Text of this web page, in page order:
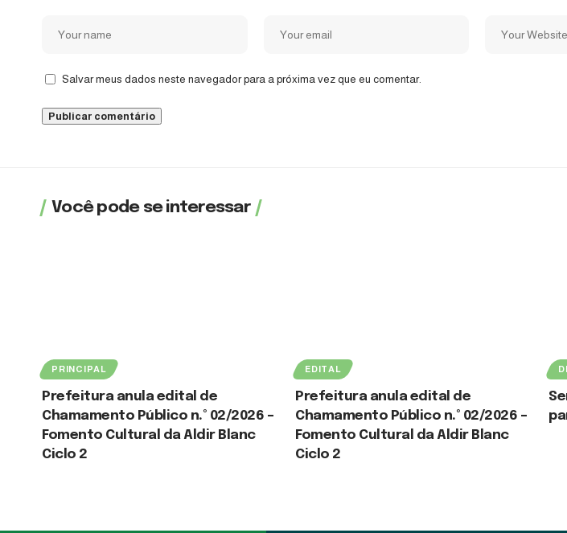
Salvar meus dados neste navegador para a próxima vez que eu comentar.
Você pode se interessar
PRINCIPAL
Prefeitura anula edital de
Chamamento Público n.º 02/2026 –
Fomento Cultural da Aldir Blanc
Ciclo 2
EDITAL
Prefeitura anula edital de
Chamamento Público n.º 02/2026 –
Fomento Cultural da Aldir Blanc
Ciclo 2